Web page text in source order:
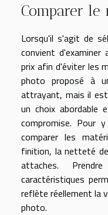
Comparer
Lorsqu'il s'agit de
convient
prix afin d'éviter les
photo proposé à
attrayant, mais il
un choix
compromise. Pour
comparer les
finition, la netteté
attaches.
caractéristiques
reflète réellement la
photo.